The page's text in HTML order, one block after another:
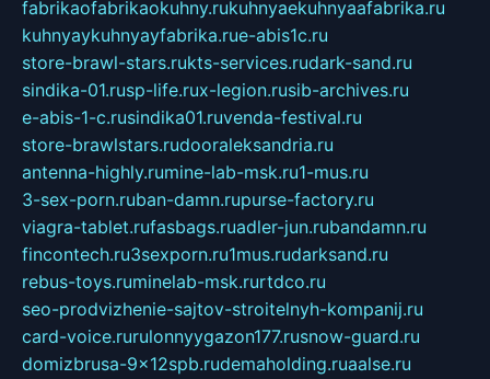
fabrikaofabrikaokuhny.rukuhnyaekuhnyaafabrika.ru
kuhnyaykuhnyayfabrika.rue-abis1c.ru
store-brawl-stars.rukts-services.rudark-sand.ru
sindika-01.rusp-life.rux-legion.rusib-archives.ru
e-abis-1-c.rusindika01.ruvenda-festival.ru
store-brawlstars.rudooraleksandria.ru
antenna-highly.rumine-lab-msk.ru1-mus.ru
3-sex-porn.ruban-damn.rupurse-factory.ru
viagra-tablet.rufasbags.ruadler-jun.rubandamn.ru
fincontech.ru3sexporn.ru1mus.rudarksand.ru
rebus-toys.ruminelab-msk.rurtdco.ru
seo-prodvizhenie-sajtov-stroitelnyh-kompanij.ru
card-voice.rurulonnyygazon177.rusnow-guard.ru
domizbrusa-9x12spb.rudemaholding.ruaalse.ru